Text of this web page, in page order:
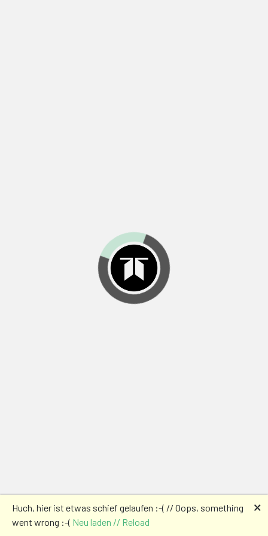
Huch, hier ist etwas schief gelaufen :-( // Oops, something
went wrong :-( Neu laden // Reload
🗙